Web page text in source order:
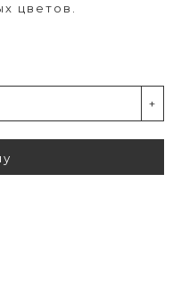
цветов.
+